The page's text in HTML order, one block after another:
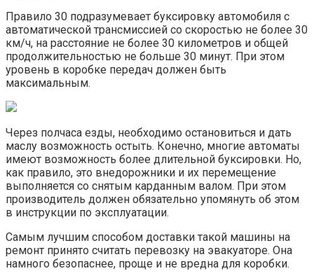
Правило 30 подразумевает буксировку автомобиля с
автоматической трансмиссией со скоростью не более 30
км/ч, на расстояние не более 30 километров и общей
продолжительностью не больше 30 минут. При этом
уровень в коробке передач должен быть
максимальным.
Через полчаса езды, необходимо остановиться и дать
маслу возможность остыть. Конечно, многие автоматы
имеют возможность более длительной буксировки. Но,
как правило, это внедорожники и их перемещение
выполняется со снятым карданным валом. При этом
производитель должен обязательно упомянуть об этом
в инструкции по эксплуатации.
Самым лучшим способом доставки такой машины на
ремонт принято считать перевозку на эвакуаторе. Она
намного безопаснее, проще и не вредна для коробки.